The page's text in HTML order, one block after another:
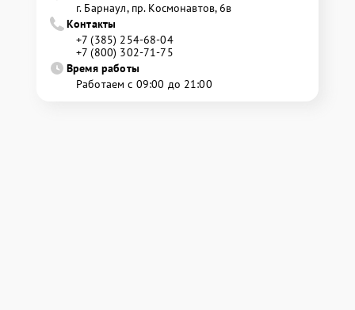
г. Барнаул, ​пр. Космонавтов, 6в
Контакты
+7 (385) 254-68-04
+7 (800) 302-71-75
Время работы
Работаем с 09:00 до 21:00